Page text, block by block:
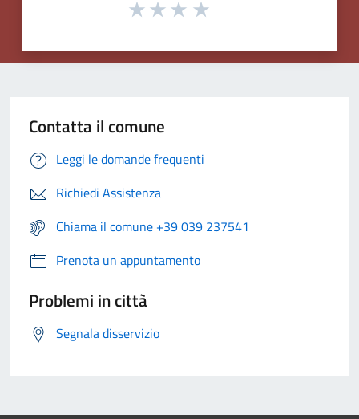
Contatta il comune
Leggi le domande frequenti
Richiedi Assistenza
Chiama il comune +39 039 237541
Prenota un appuntamento
Problemi in città
Segnala disservizio